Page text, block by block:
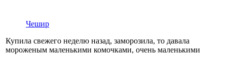
Чешир
Купила свежего неделю назад, заморозила, то давала
мороженым маленькими комочками, очень маленькими